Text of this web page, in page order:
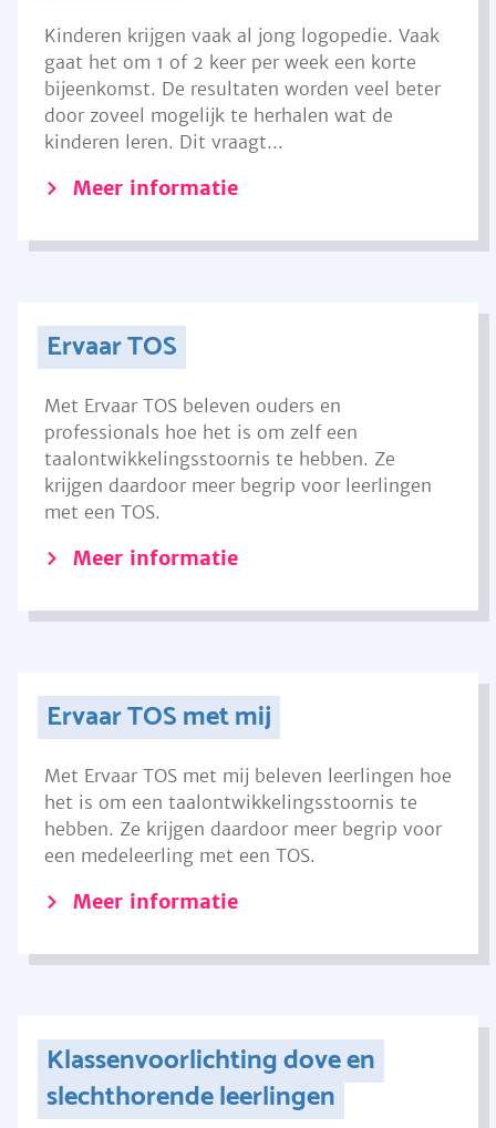
Kinderen krijgen vaak al jong logopedie. Vaak
gaat het om 1 of 2 keer per week een korte
bijeenkomst. De resultaten worden veel beter
door zoveel mogelijk te herhalen wat de
kinderen leren. Dit vraagt...
Meer informatie
Ervaar TOS
Met Ervaar TOS beleven ouders en
professionals hoe het is om zelf een
taalontwikkelingsstoornis te hebben. Ze
krijgen daardoor meer begrip voor leerlingen
met een TOS.
Meer informatie
Ervaar TOS met mij
Met Ervaar TOS met mij beleven leerlingen hoe
het is om een taalontwikkelingsstoornis te
hebben. Ze krijgen daardoor meer begrip voor
een medeleerling met een TOS.
Meer informatie
Klassenvoorlichting dove en
slechthorende leerlingen